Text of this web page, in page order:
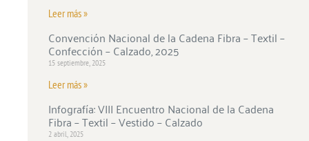
Leer más »
Convención Nacional de la Cadena Fibra – Textil –
Confección – Calzado, 2025
15 septiembre, 2025
Leer más »
Infografía: VIII Encuentro Nacional de la Cadena
Fibra – Textil – Vestido – Calzado
2 abril, 2025